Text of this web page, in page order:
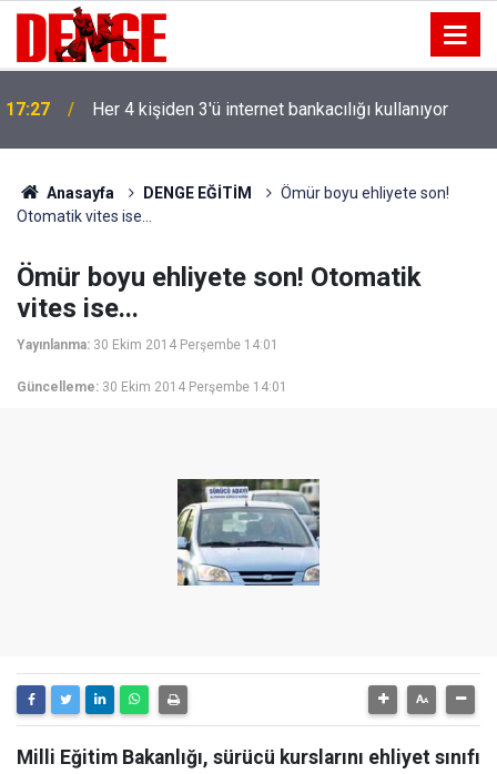
17:27 Her 4 kişiden 3'ü internet bankacılığı kullanıyor
Anasayfa DENGE EĞİTİM
Ömür boyu ehliyete son!
Otomatik vites ise...
Ömür boyu ehliyete son! Otomatik
vites ise...
Yayınlanma: 30 Ekim 2014 Perşembe 14:01
Güncelleme: 30 Ekim 2014 Perşembe 14:01
Milli Eğitim Bakanlığı, sürücü kurslarını ehliyet sınıfı